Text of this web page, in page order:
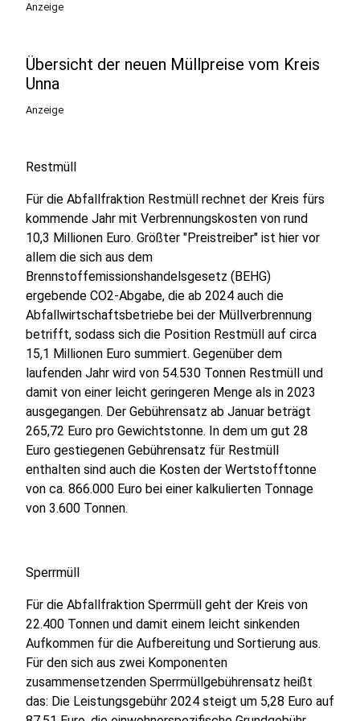
Anzeige
Übersicht der neuen Müllpreise vom Kreis
Unna
Anzeige
Restmüll
Für die Abfallfraktion Restmüll rechnet der Kreis fürs
kommende Jahr mit Verbrennungskosten von rund
10,3 Millionen Euro. Größter "Preistreiber" ist hier vor
allem die sich aus dem
Brennstoffemissionshandelsgesetz (BEHG)
ergebende CO2-Abgabe, die ab 2024 auch die
Abfallwirtschaftsbetriebe bei der Müllverbrennung
betrifft, sodass sich die Position Restmüll auf circa
15,1 Millionen Euro summiert. Gegenüber dem
laufenden Jahr wird von 54.530 Tonnen Restmüll und
damit von einer leicht geringeren Menge als in 2023
ausgegangen. Der Gebührensatz ab Januar beträgt
265,72 Euro pro Gewichtstonne. In dem um gut 28
Euro gestiegenen Gebührensatz für Restmüll
enthalten sind auch die Kosten der Wertstofftonne
von ca. 866.000 Euro bei einer kalkulierten Tonnage
von 3.600 Tonnen.
Sperrmüll
Für die Abfallfraktion Sperrmüll geht der Kreis von
22.400 Tonnen und damit einem leicht sinkenden
Aufkommen für die Aufbereitung und Sortierung aus.
Für den sich aus zwei Komponenten
zusammensetzenden Sperrmüllgebührensatz heißt
das: Die Leistungsgebühr 2024 steigt um 5,28 Euro auf